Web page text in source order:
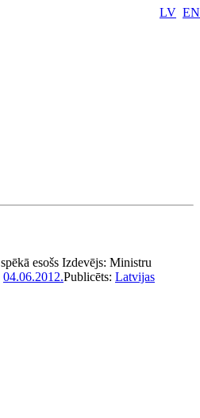
LV EN
spēkā esošs Izdevējs: Ministru
04.06.2012.Publicēts: Latvijas